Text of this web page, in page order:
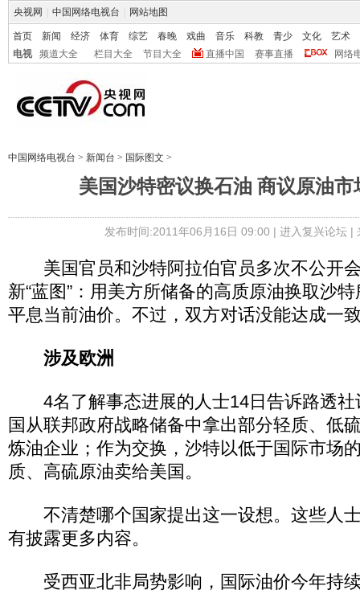
央视网 中国网络电视台 网站地图
首页 新闻 经济 体育 综艺 春晚 戏曲 音乐 科教 青少 文化
艺术
电视
频道大全 栏目大全 节目大全 直播中国 赛事直播 网络
中国网络电视台 > 新闻台 > 国际图文 >
美国沙特密议换石油 商议原油市
发布时间:2011年06月16日 09:00 | 进入复兴论坛|
美国官员和沙特阿拉伯官员多次不公开
新“蓝图”：用美方所储备的高质原油换取沙
平息当前油价。不过，双方对话没能达成一
涉及欧洲
4名了解事态进展的人士14日告诉路透社
国从联邦政府战略储备中拿出部分轻质、低
炼油企业；作为交换，沙特以低于国际市场
质、高硫原油卖给美国。
不清楚哪个国家提出这一设想。这些人
有披露更多内容。
受西亚北非局势影响，国际油价今年持